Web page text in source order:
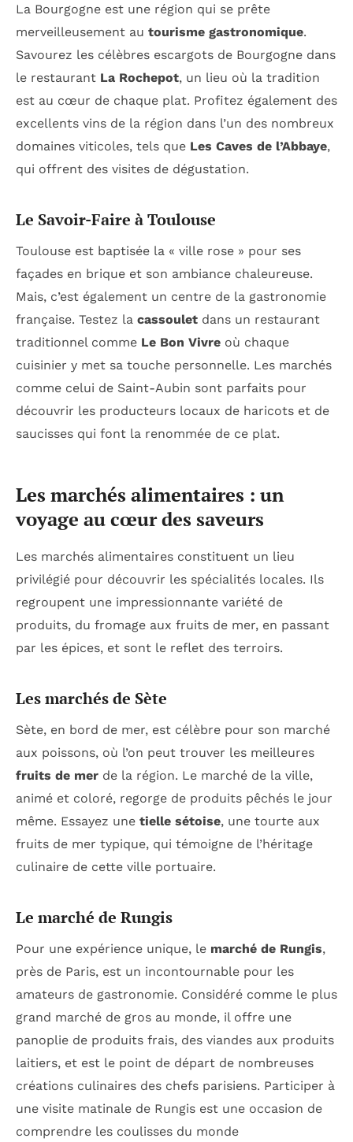
La Bourgogne est une région qui se prête
merveilleusement au tourisme gastronomique.
Savourez les célèbres escargots de Bourgogne dans
le restaurant La Rochepot, un lieu où la tradition
est au cœur de chaque plat. Profitez également des
excellents vins de la région dans l’un des nombreux
domaines viticoles, tels que Les Caves de l’Abbaye,
qui offrent des visites de dégustation.
Le Savoir-Faire à Toulouse
Toulouse est baptisée la « ville rose » pour ses
façades en brique et son ambiance chaleureuse.
Mais, c’est également un centre de la gastronomie
française. Testez la cassoulet dans un restaurant
traditionnel comme Le Bon Vivre où chaque
cuisinier y met sa touche personnelle. Les marchés
comme celui de Saint-Aubin sont parfaits pour
découvrir les producteurs locaux de haricots et de
saucisses qui font la renommée de ce plat.
Les marchés alimentaires : un
voyage au cœur des saveurs
Les marchés alimentaires constituent un lieu
privilégié pour découvrir les spécialités locales. Ils
regroupent une impressionnante variété de
produits, du fromage aux fruits de mer, en passant
par les épices, et sont le reflet des terroirs.
Les marchés de Sète
Sète, en bord de mer, est célèbre pour son marché
aux poissons, où l’on peut trouver les meilleures
fruits de mer de la région. Le marché de la ville,
animé et coloré, regorge de produits pêchés le jour
même. Essayez une tielle sétoise, une tourte aux
fruits de mer typique, qui témoigne de l’héritage
culinaire de cette ville portuaire.
Le marché de Rungis
Pour une expérience unique, le marché de Rungis,
près de Paris, est un incontournable pour les
amateurs de gastronomie. Considéré comme le plus
grand marché de gros au monde, il offre une
panoplie de produits frais, des viandes aux produits
laitiers, et est le point de départ de nombreuses
créations culinaires des chefs parisiens. Participer à
une visite matinale de Rungis est une occasion de
comprendre les coulisses du monde